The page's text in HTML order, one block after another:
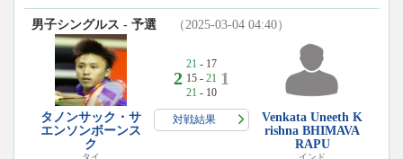
男子シングルス - 予選 （2025-03-04 04:40）
タノンサック・サ
エンソンボーンス
ク
タイ
2
21 - 17
15 - 21
21 - 10
1
対戦結果
Venkata Uneeth K
rishna BHIMAVA
RAPU
インド